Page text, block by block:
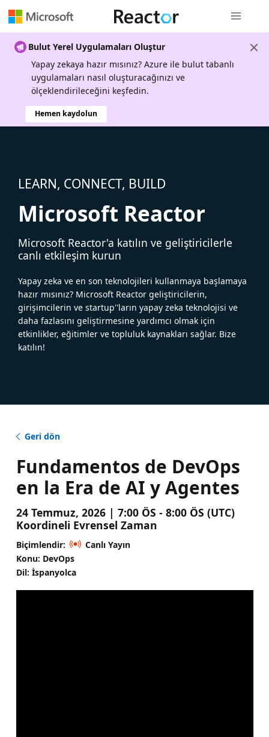
Bulut Yerel Uygulamaları Oluştur
Yapay zekaya hazır mısınız? Azure ile bulut tabanlı
uygulamaları nasıl oluşturacağınızı ve
ölçeklendirileceğini keşfedin.
Hemen kaydolun
LEARN, CONNECT, BUILD
Microsoft Reactor
Microsoft Reactor'a katılın ve geliştiricilerle
canlı etkileşim kurun
Yapay zeka ve en son teknolojileri kullanmaya başlamaya
hazır mısınız? Microsoft Reactor geliştiricilerin,
girişimcilerin ve startup''ların yapay zeka teknolojisi ve
daha fazlasını geliştirmesine yardımcı olmak için
etkinlikler, eğitimler ve topluluk kaynakları sağlar. Bize
katılın!
Geri dön
Fundamentos de DevOps
en la Era de AI y Agentes
24 Temmuz, 2026 | 7:00 ÖS - 8:00 ÖS (UTC)
Koordineli Evrensel Zaman
Biçimlendir:
Canlı Yayın
Konu: DevOps
Dil: İspanyolca